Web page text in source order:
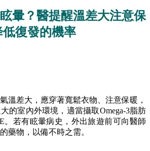
暈？醫提醒溫差大注意保
低復發的機率
溫差大，應穿著寬鬆衣物、注意保暖，
的室內外環境，適當攝取Omega-3脂肪
。若有眩暈病史，外出旅遊前可向醫師
藥物，以備不時之需。